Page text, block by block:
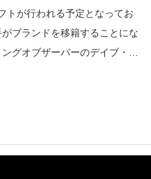
トが行われる予定となってお
がブランドを移籍することにな
グオブザーバーのデイブ・メ